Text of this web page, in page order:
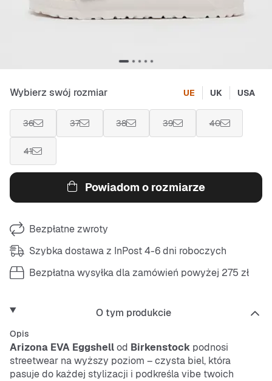
Wybierz swój rozmiar UE UK USA
36 37 38 39 40
41
Powiadom o rozmiarze
Bezpłatne zwroty
Szybka dostawa z InPost 4-6 dni roboczych
Bezpłatna wysyłka dla zamówień powyżej 275 zł
O tym produkcie
Opis
Arizona EVA Eggshellod Birkenstock podnosi
streetwear na wyższy poziom – czysta biel, która
pasuje do każdej stylizacji i podkreśla vibe twoich